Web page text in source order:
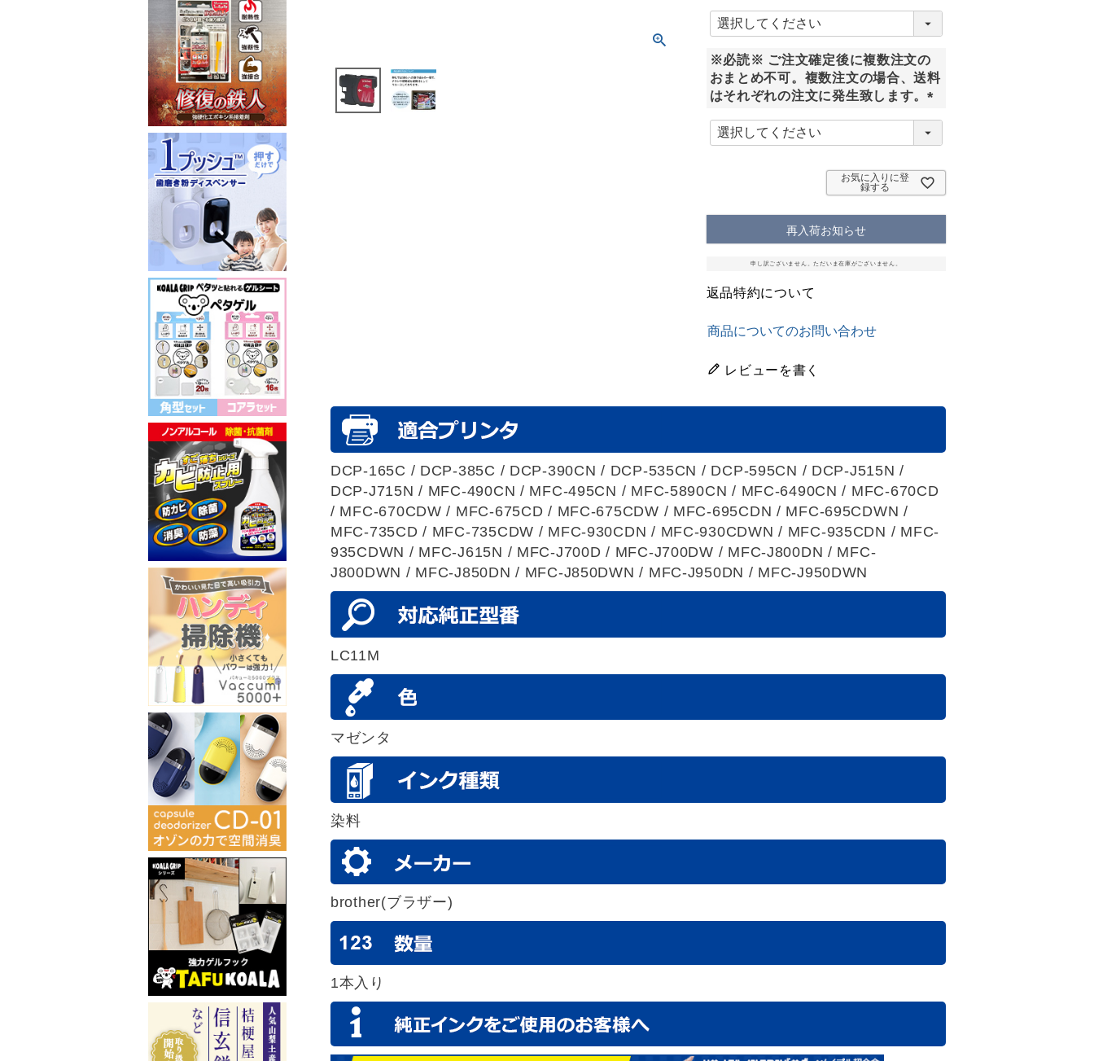
(
必
)
※必読※ ご注文確定後に複数注文の
おまとめ不可。複数注文の場合、送料
はそれぞれの注文に発生致します。
(
必
)
お気に入りに登
録する
再入荷お知らせ
申し訳ございません。ただいま在庫がございません。
返品特約について
商品についてのお問い合わせ
レビューを書く
DCP-165C / DCP-385C / DCP-390CN / DCP-535CN / DCP-595CN / DCP-J515N /
DCP-J715N / MFC-490CN / MFC-495CN / MFC-5890CN / MFC-6490CN / MFC-670CD
/ MFC-670CDW / MFC-675CD / MFC-675CDW / MFC-695CDN / MFC-695CDWN /
MFC-735CD / MFC-735CDW / MFC-930CDN / MFC-930CDWN / MFC-935CDN / MFC-
935CDWN / MFC-J615N / MFC-J700D / MFC-J700DW / MFC-J800DN / MFC-
J800DWN / MFC-J850DN / MFC-J850DWN / MFC-J950DN / MFC-J950DWN
LC11M
マゼンタ
染料
brother(ブラザー)
1本入り